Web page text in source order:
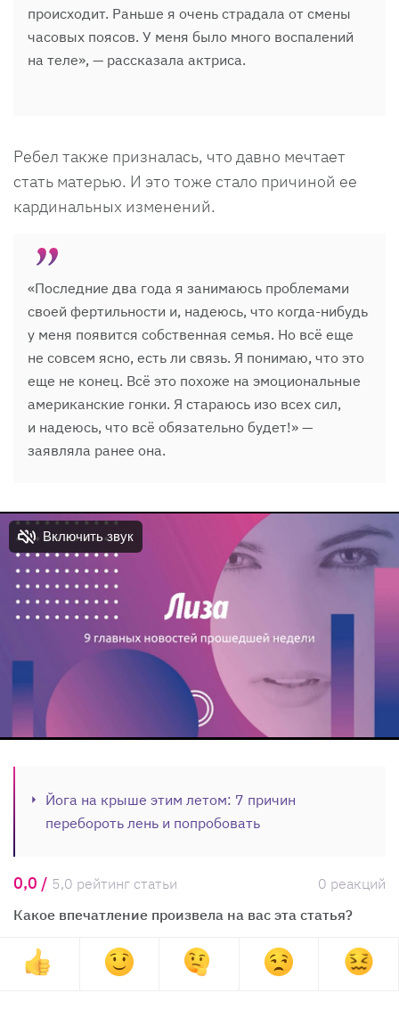
происходит. Раньше я очень страдала от смены
часовых поясов. У меня было много воспалений
на теле», — рассказала актриса.
Ребел также призналась, что давно мечтает
стать матерью. И это тоже стало причиной ее
кардинальных изменений.
«Последние два года я занимаюсь проблемами
своей фертильности и, надеюсь, что когда-нибудь
у меня появится собственная семья. Но всё еще
не совсем ясно, есть ли связь. Я понимаю, что это
еще не конец. Всё это похоже на эмоциональные
американские гонки. Я стараюсь изо всех сил,
и надеюсь, что всё обязательно будет!» —
заявляла ранее она.
Йога на крыше этим летом: 7 причин
перебороть лень и попробовать
0,0 / 5,0 рейтинг статьи
0 реакций
Какое впечатление произвела на вас эта статья?